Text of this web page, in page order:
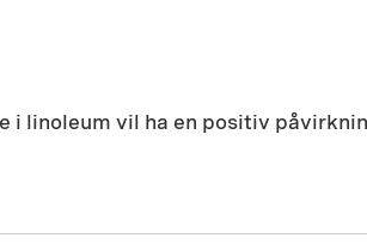
linoleum vil ha en positiv